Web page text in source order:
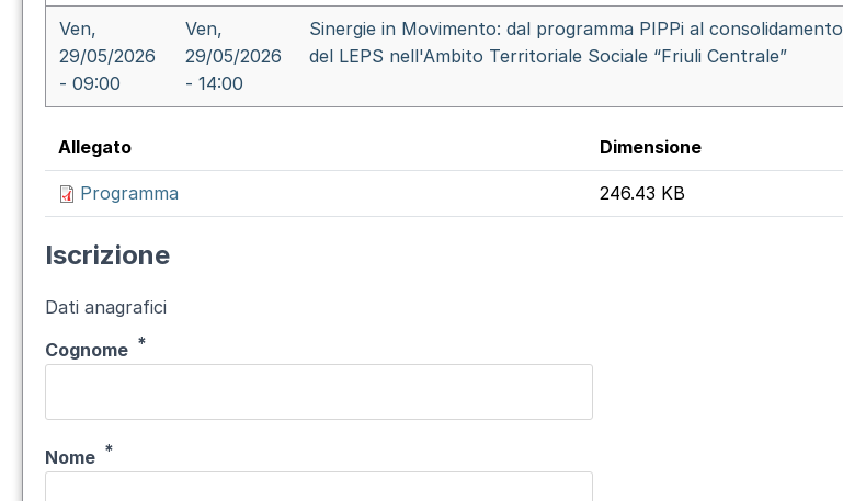
Ven,
29/05/2026
- 09:00
Ven,
29/05/2026
- 14:00
Sinergie in Movimento: dal programma PIPPi al consolidamento
del LEPS nell'Ambito Territoriale Sociale “Friuli Centrale”
Allegato Dimensione
Programma 246.43 KB
Iscrizione
Dati anagrafici
Cognome
Nome